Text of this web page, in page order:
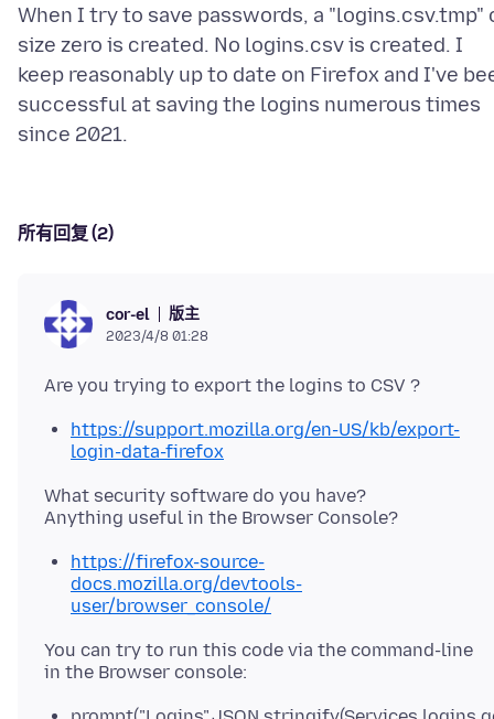
When I try to save passwords, a "logins.csv.tmp"
size zero is created. No logins.csv is created. I
keep reasonably up to date on Firefox and I've
successful at saving the logins numerous times
所有回复 (2)
cor-el 版主
2023/4/8 01:28
https://support.mozilla.org/en-US/kb/export-
login-data-firefox
What security software do you have?
https://firefox-source-
docs.mozilla.org/devtools-
user/browser_console/
You can try to run this code via the command-line